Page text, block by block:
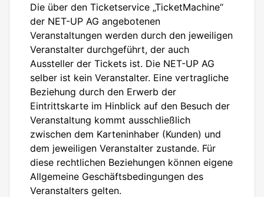
Die über den Ticketservice „TicketMachine“
der NET-UP AG angebotenen
Veranstaltungen werden durch den jeweiligen
Veranstalter durchgeführt, der auch
Aussteller der Tickets ist. Die NET-UP AG
selber ist kein Veranstalter. Eine vertragliche
Beziehung durch den Erwerb der
Eintrittskarte im Hinblick auf den Besuch der
Veranstaltung kommt ausschließlich
zwischen dem Karteninhaber (Kunden) und
dem jeweiligen Veranstalter zustande. Für
diese rechtlichen Beziehungen können eigene
Allgemeine Geschäftsbedingungen des
Veranstalters gelten.